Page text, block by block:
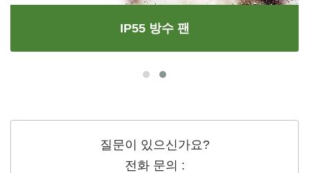
IP55 방수 팬
질문이 있으신가요?
전화 문의 :